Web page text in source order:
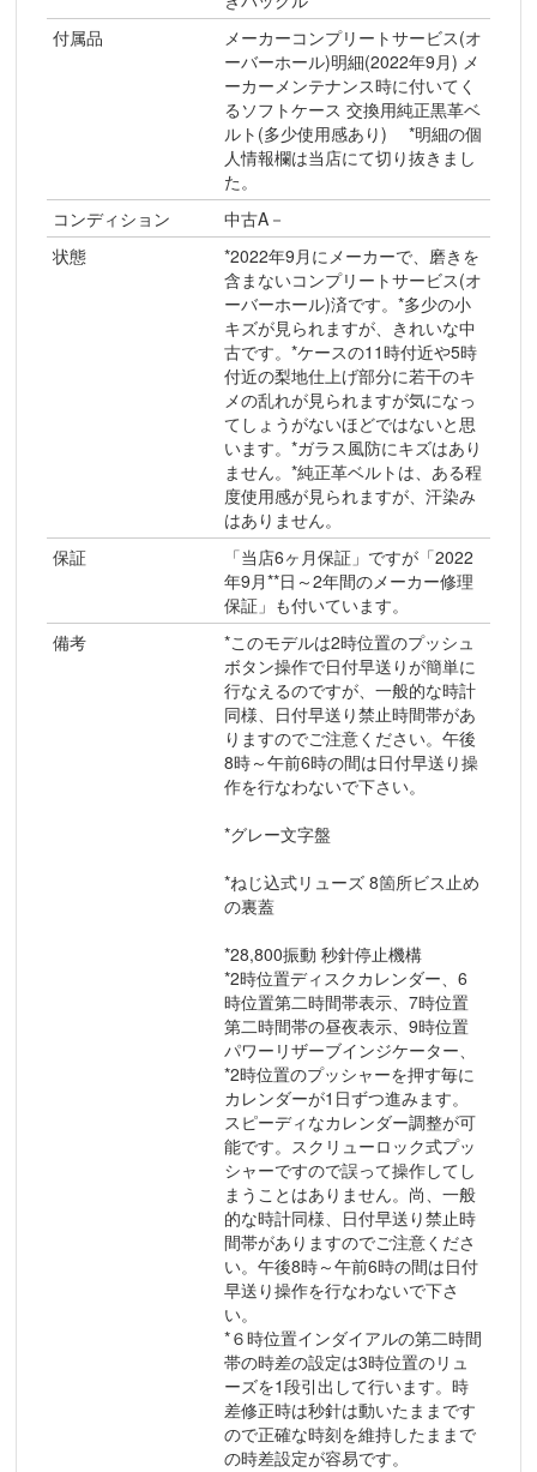
付属品
メーカーコンプリートサービス(オ
ーバーホール)明細(2022年9月) メ
ーカーメンテナンス時に付いてく
るソフトケース 交換用純正黒革ベ
ルト(多少使用感あり) *明細の個
人情報欄は当店にて切り抜きまし
た。
コンディション
中古A－
状態
*2022年9月にメーカーで、磨きを
含まないコンプリートサービス(オ
ーバーホール)済です。*多少の小
キズが見られますが、きれいな中
古です。*ケースの11時付近や5時
付近の梨地仕上げ部分に若干のキ
メの乱れが見られますが気になっ
てしょうがないほどではないと思
います。*ガラス風防にキズはあり
ません。*純正革ベルトは、ある程
度使用感が見られますが、汗染み
はありません。
保証
「当店6ヶ月保証」ですが「2022
年9月**日～2年間のメーカー修理
保証」も付いています。
備考
*このモデルは2時位置のプッシュ
ボタン操作で日付早送りが簡単に
行なえるのですが、一般的な時計
同様、日付早送り禁止時間帯があ
りますのでご注意ください。午後
8時～午前6時の間は日付早送り操
作を行なわないで下さい。
*グレー文字盤
*ねじ込式リューズ 8箇所ビス止め
の裏蓋
*28,800振動 秒針停止機構
*2時位置ディスクカレンダー、6
時位置第二時間帯表示、7時位置
第二時間帯の昼夜表示、9時位置
パワーリザーブインジケーター、
*2時位置のプッシャーを押す毎に
カレンダーが1日ずつ進みます。
スピーディなカレンダー調整が可
能です。スクリューロック式プッ
シャーですので誤って操作してし
まうことはありません。尚、一般
的な時計同様、日付早送り禁止時
間帯がありますのでご注意くださ
い。午後8時～午前6時の間は日付
早送り操作を行なわないで下さ
い。
*６時位置インダイアルの第二時間
帯の時差の設定は3時位置のリュ
ーズを1段引出して行います。時
差修正時は秒針は動いたままです
ので正確な時刻を維持したままで
の時差設定が容易です。